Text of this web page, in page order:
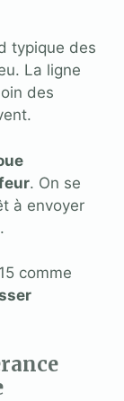
typique des
La ligne
des
. On se
à envoyer
comme